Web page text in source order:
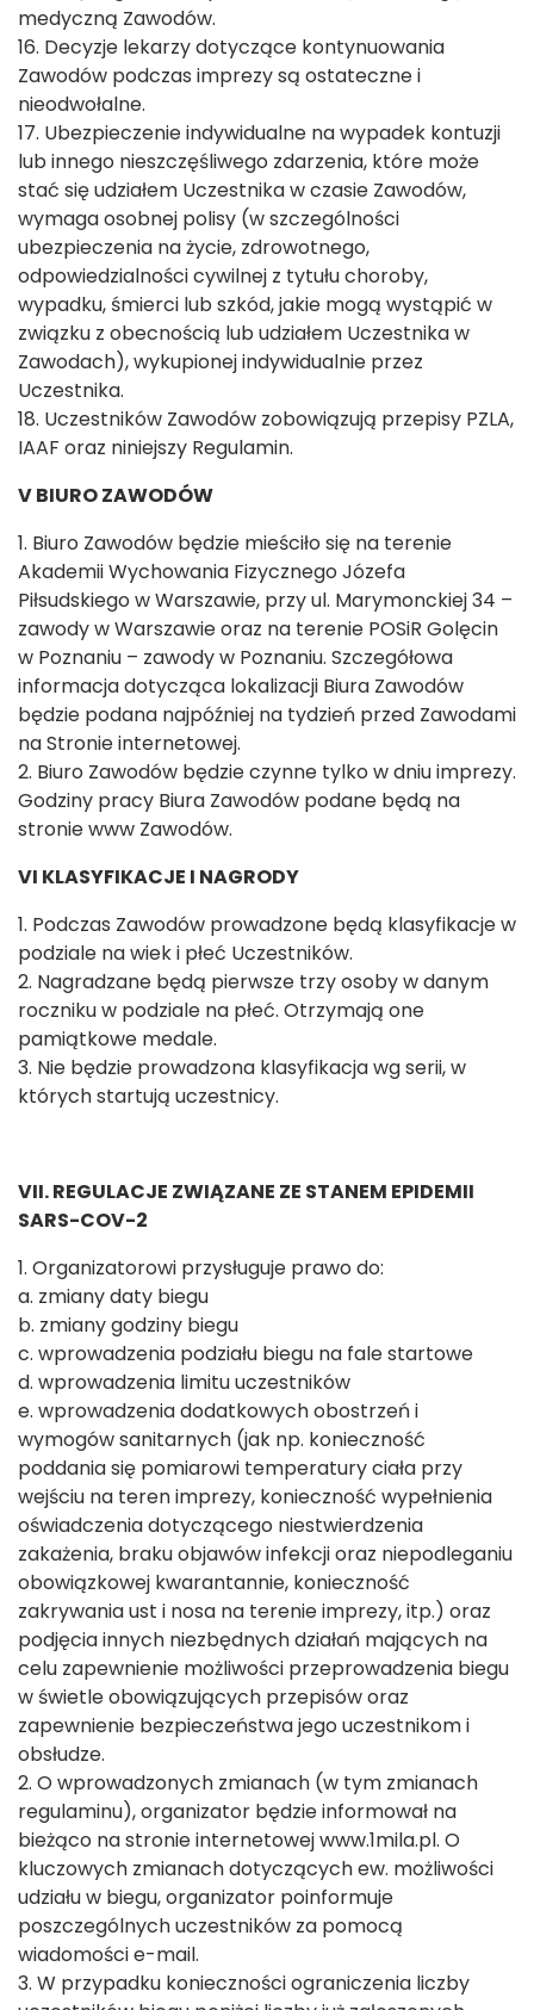
medyczną Zawodów.
16. Decyzje lekarzy dotyczące kontynuowania
Zawodów podczas imprezy są ostateczne i
nieodwołalne.
17. Ubezpieczenie indywidualne na wypadek kontuzji
lub innego nieszczęśliwego zdarzenia, które może
stać się udziałem Uczestnika w czasie Zawodów,
wymaga osobnej polisy (w szczególności
ubezpieczenia na życie, zdrowotnego,
odpowiedzialności cywilnej z tytułu choroby,
wypadku, śmierci lub szkód, jakie mogą wystąpić w
związku z obecnością lub udziałem Uczestnika w
Zawodach), wykupionej indywidualnie przez
Uczestnika.
18. Uczestników Zawodów zobowiązują przepisy PZLA,
IAAF oraz niniejszy Regulamin.
V BIURO ZAWODÓW
1. Biuro Zawodów będzie mieściło się na terenie
Akademii Wychowania Fizycznego Józefa
Piłsudskiego w Warszawie, przy ul. Marymonckiej 34 –
zawody w Warszawie oraz na terenie POSiR Golęcin
w Poznaniu – zawody w Poznaniu. Szczegółowa
informacja dotycząca lokalizacji Biura Zawodów
będzie podana najpóźniej na tydzień przed Zawodami
na Stronie internetowej.
2. Biuro Zawodów będzie czynne tylko w dniu imprezy.
Godziny pracy Biura Zawodów podane będą na
stronie www Zawodów.
VI KLASYFIKACJE I NAGRODY
1. Podczas Zawodów prowadzone będą klasyfikacje w
podziale na wiek i płeć Uczestników.
2. Nagradzane będą pierwsze trzy osoby w danym
roczniku w podziale na płeć. Otrzymają one
pamiątkowe medale.
3. Nie będzie prowadzona klasyfikacja wg serii, w
których startują uczestnicy.
VII. REGULACJE ZWIĄZANE ZE STANEM EPIDEMII
SARS-COV-2
1. Organizatorowi przysługuje prawo do:
a. zmiany daty biegu
b. zmiany godziny biegu
c. wprowadzenia podziału biegu na fale startowe
d. wprowadzenia limitu uczestników
e. wprowadzenia dodatkowych obostrzeń i
wymogów sanitarnych (jak np. konieczność
poddania się pomiarowi temperatury ciała przy
wejściu na teren imprezy, konieczność wypełnienia
oświadczenia dotyczącego niestwierdzenia
zakażenia, braku objawów infekcji oraz niepodleganiu
obowiązkowej kwarantannie, konieczność
zakrywania ust i nosa na terenie imprezy, itp.) oraz
podjęcia innych niezbędnych działań mających na
celu zapewnienie możliwości przeprowadzenia biegu
w świetle obowiązujących przepisów oraz
zapewnienie bezpieczeństwa jego uczestnikom i
obsłudze.
2. O wprowadzonych zmianach (w tym zmianach
regulaminu), organizator będzie informował na
bieżąco na stronie internetowej www.1mila.pl. O
kluczowych zmianach dotyczących ew. możliwości
udziału w biegu, organizator poinformuje
poszczególnych uczestników za pomocą
wiadomości e-mail.
3. W przypadku konieczności ograniczenia liczby